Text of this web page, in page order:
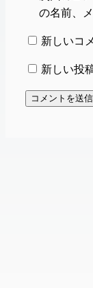
の名前、
新しいコ
新しい投